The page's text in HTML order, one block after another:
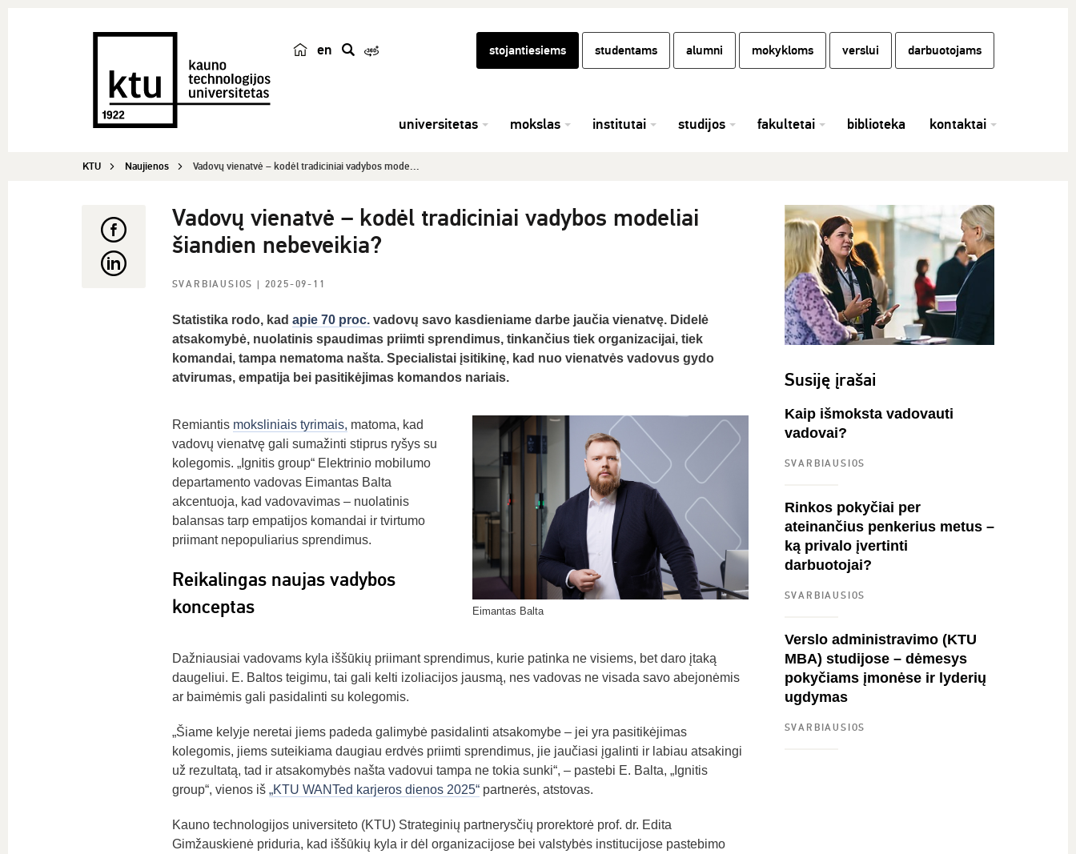
en
k
stojantiesiems studentams alumni mokykloms verslui darbuotojams
universitetas mokslas institutai studijos fakultetai biblioteka kontaktai
KTU Naujienos Vadovų vienatvė – kodėl tradiciniai vadybos mode...
Vadovų vienatvė – kodėl tradiciniai vadybos modeliai
šiandien nebeveikia?
SVARBIAUSIOS | 2025-09-11
Statistika rodo, kad apie 70 proc.vadovų savo kasdieniame darbe jaučia vienatvę. Didelė
atsakomybė, nuolatinis spaudimas priimti sprendimus, tinkančius tiek organizacijai, tiek
komandai, tampa nematoma našta. Specialistai įsitikinę, kad nuo vienatvės vadovus gydo
atvirumas, empatija bei pasitikėjimas komandos nariais.
Remiantis moksliniais tyrimais, matoma, kad
vadovų vienatvę gali sumažinti stiprus ryšys su
kolegomis. „Ignitis group“ Elektrinio mobilumo
departamento vadovas Eimantas Balta
akcentuoja, kad vadovavimas – nuolatinis
balansas tarp empatijos komandai ir tvirtumo
priimant nepopuliarius sprendimus.
Reikalingas naujas vadybos
konceptas
Eimantas Balta
Dažniausiai vadovams kyla iššūkių priimant sprendimus, kurie patinka ne visiems, bet daro įtaką
daugeliui. E. Baltos teigimu, tai gali kelti izoliacijos jausmą, nes vadovas ne visada savo abejonėmis
ar baimėmis gali pasidalinti su kolegomis.
„Šiame kelyje neretai jiems padeda galimybė pasidalinti atsakomybe – jei yra pasitikėjimas
kolegomis, jiems suteikiama daugiau erdvės priimti sprendimus, jie jaučiasi įgalinti ir labiau atsakingi
už rezultatą, tad ir atsakomybės našta vadovui tampa ne tokia sunki“, – pastebi E. Balta, „Ignitis
group“, vienos iš „KTU WANTed karjeros dienos 2025“partnerės, atstovas.
Kauno technologijos universiteto (KTU) Strateginių partnerysčių prorektorė prof. dr. Edita
Gimžauskienė priduria, kad iššūkių kyla ir dėl organizacijose bei valstybės institucijose pastebimo
Susiję įrašai
Kaip išmoksta vadovauti
vadovai?
SVARBIAUSIOS
Rinkos pokyčiai per
ateinančius penkerius metus –
ką privalo įvertinti
darbuotojai?
SVARBIAUSIOS
Verslo administravimo (KTU
MBA) studijose – dėmesys
pokyčiams įmonėse ir lyderių
ugdymas
SVARBIAUSIOS